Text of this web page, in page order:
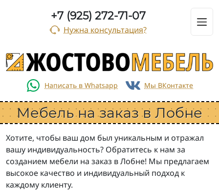
+7 (925) 272-71-07
Нужна консультация?
Мебель на заказ в Лобне
Хотите, чтобы ваш дом был уникальным и отражал
вашу индивидуальность? Обратитесь к нам за
созданием мебели на заказ в Лобне! Мы предлагаем
высокое качество и индивидуальный подход к
каждому клиенту.